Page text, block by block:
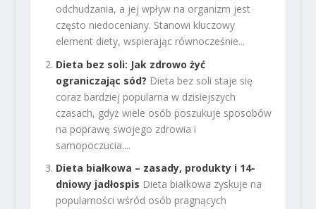
odchudzania, a jej wpływ na organizm jest
często niedoceniany. Stanowi kluczowy
element diety, wspierając równocześnie...
Dieta bez soli: Jak zdrowo żyć
ograniczając sód? Dieta bez soli staje się
coraz bardziej popularna w dzisiejszych
czasach, gdyż wiele osób poszukuje sposobów
na poprawę swojego zdrowia i
samopoczucia....
Dieta białkowa – zasady, produkty i 14-
dniowy jadłospis Dieta białkowa zyskuje na
popularności wśród osób pragnących